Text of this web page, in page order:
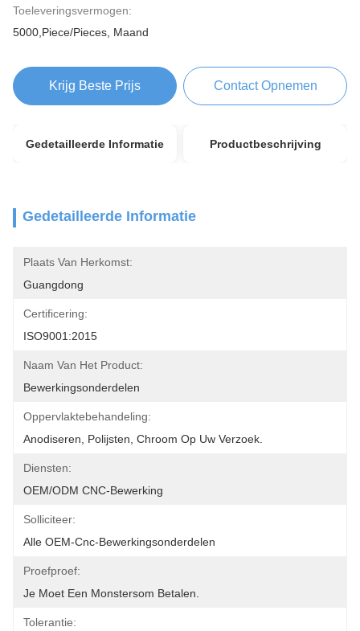
Toeleveringsvermogen:
5000,Piece/Pieces, Maand
Krijg Beste Prijs Contact Opnemen
Gedetailleerde Informatie Productbeschrijving
Gedetailleerde Informatie
Plaats Van Herkomst:
Guangdong
Certificering:
ISO9001:2015
Naam Van Het Product:
Bewerkingsonderdelen
Oppervlaktebehandeling:
Anodiseren, Polijsten, Chroom Op Uw Verzoek.
Diensten:
OEM/ODM CNC-Bewerking
Solliciteer:
Alle OEM-Cnc-Bewerkingsonderdelen
Proefproef:
Je Moet Een Monstersom Betalen.
Tolerantie: